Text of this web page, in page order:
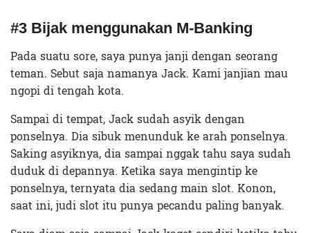
#3 Bijak menggunakan M-Banking
Pada suatu sore, saya punya janji dengan seorang
teman. Sebut saja namanya Jack. Kami janjian mau
ngopi di tengah kota.
Sampai di tempat, Jack sudah asyik dengan
ponselnya. Dia sibuk menunduk ke arah ponselnya.
Saking asyiknya, dia sampai nggak tahu saya sudah
duduk di depannya. Ketika saya mengintip ke
ponselnya, ternyata dia sedang main slot. Konon,
saat ini, judi slot itu punya pecandu paling banyak.